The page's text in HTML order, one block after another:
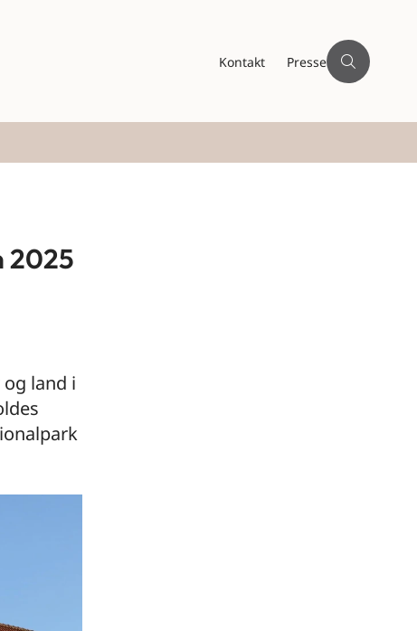
Kontakt Presse
2025
land i